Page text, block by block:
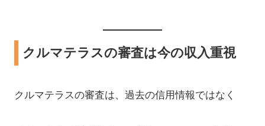
クルマテラスの審査は今の収入重視
クルマテラスの審査は、過去の信用情報ではなく